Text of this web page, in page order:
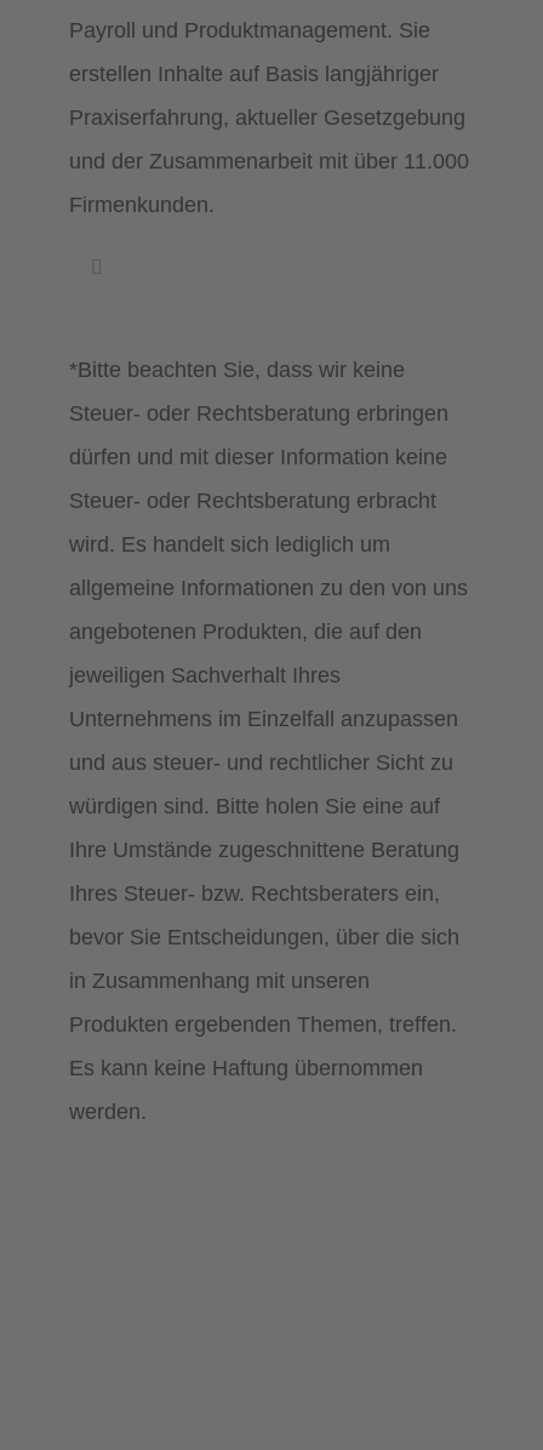
Payroll und Produktmanagement. Sie
erstellen Inhalte auf Basis langjähriger
Praxiserfahrung, aktueller Gesetzgebung
und der Zusammenarbeit mit über 11.000
Firmenkunden.
*Bitte beachten Sie, dass wir keine
Steuer- oder Rechtsberatung erbringen
dürfen und mit dieser Information keine
Steuer- oder Rechtsberatung erbracht
wird. Es handelt sich lediglich um
allgemeine Informationen zu den von uns
angebotenen Produkten, die auf den
jeweiligen Sachverhalt Ihres
Unternehmens im Einzelfall anzupassen
und aus steuer- und rechtlicher Sicht zu
würdigen sind. Bitte holen Sie eine auf
Ihre Umstände zugeschnittene Beratung
Ihres Steuer- bzw. Rechtsberaters ein,
bevor Sie Entscheidungen, über die sich
in Zusammenhang mit unseren
Produkten ergebenden Themen, treffen.
Es kann keine Haftung übernommen
werden.